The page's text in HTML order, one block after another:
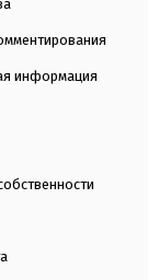
информация